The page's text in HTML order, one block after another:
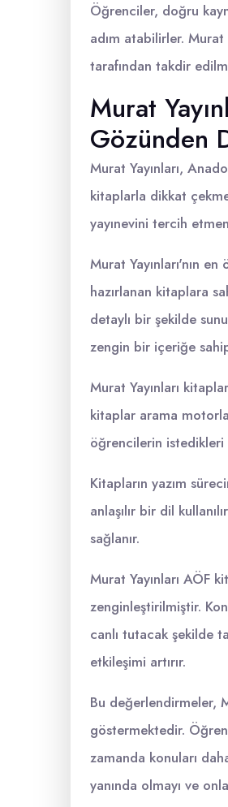
Öğrenciler, doğru
adım atabilirler. Murat
tarafından takdir
Murat
Gözünden
Murat Yayınları,
kitaplarla dikkat
yayınevini tercih
Murat Yayınları'nın
hazırlanan kitaplara
detaylı bir şekilde
zengin bir içeriğe
Murat Yayınları
kitaplar arama
öğrencilerin istedikleri
Kitapların yazım
anlaşılır bir dil
sağlanır.
Murat Yayınları AÖF
zenginleştirilmiştir.
canlı tutacak şekilde
etkileşimi artırır.
Bu değerlendirmeler,
göstermektedir.
zamanda konuları
yanında olmayı ve